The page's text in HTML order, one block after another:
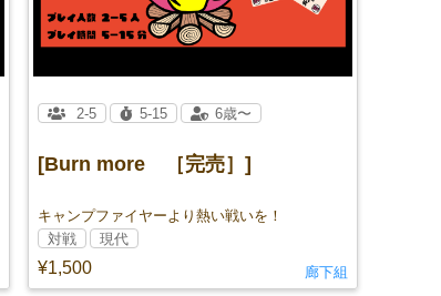
[Burn more ［完売］]
キャンプファイヤーより熱い戦いを！
¥1,500
2-5 5-15 6歳〜
対戦 現代
廊下組